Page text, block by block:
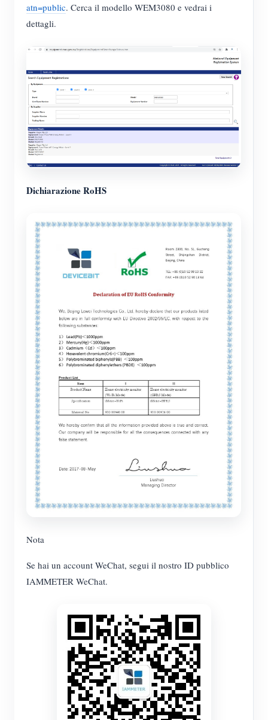
atn=public. Cerca il modello WEM3080 e vedrai i
dettagli.
Dichiarazione RoHS
Nota
Se hai un account WeChat, segui il nostro ID pubblico
IAMMETER WeChat.